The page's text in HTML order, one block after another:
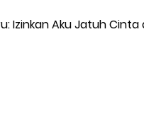
Izinkan Aku Jatuh Cinta